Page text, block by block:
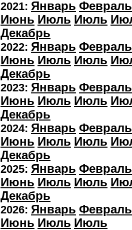
2021: Январь Февраль
Июнь Июль Июль
Декабрь
2022: Январь Февраль
Июнь Июль Июль
Декабрь
2023: Январь Февраль
Июнь Июль Июль
Декабрь
2024: Январь Февраль
Июнь Июль Июль
Декабрь
2025: Январь Февраль
Июнь Июль Июль
Декабрь
2026: Январь Февраль
Июнь Июль Июль